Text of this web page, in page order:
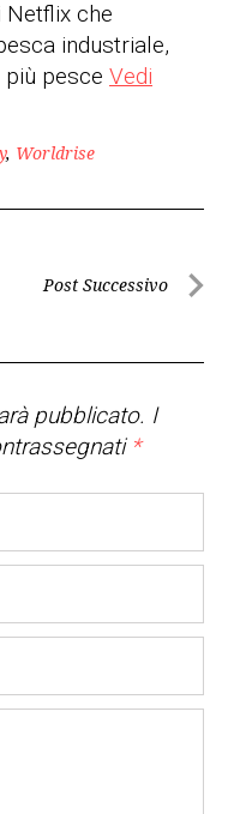
che
industriale,
più pesce Vedi
, Worldrise
Post Successivo
pubblicato. I
*